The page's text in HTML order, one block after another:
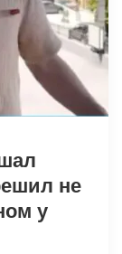
не
у